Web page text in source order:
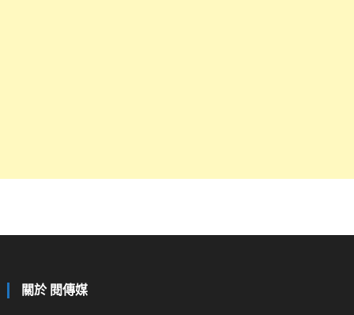
關於 閱傳媒